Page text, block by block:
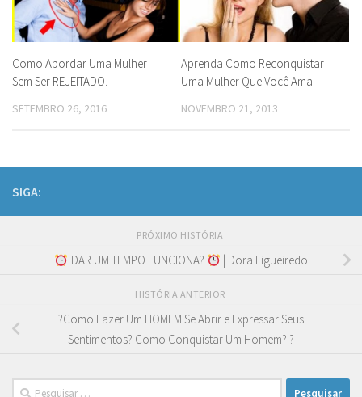
Como Abordar Uma Mulher
Sem Ser REJEITADO.
SETEMBRO 26, 2016
Aprenda Como Reconquistar
Uma Mulher Que Você Ama
NOVEMBRO 21, 2013
SIGA:
PRÓXIMO HISTÓRIA
DAR UM TEMPO FUNCIONA? | Dora Figueiredo
HISTÓRIA ANTERIOR
?Como Fazer Um HOMEM Se Abrir e Expressar Seus
Sentimentos? Como Conquistar Um Homem? ?
Pesquisar